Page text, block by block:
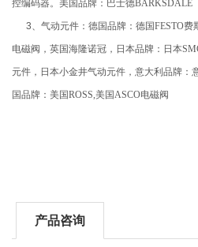
控编码器。美国品牌：巴士德BARKSDALE
3、气动元件：德国品牌：德国FESTO费
电磁阀，英国海隆诺冠，日本品牌：日本
元件，日本小金井气动元件，意大利品牌：
国品牌：美国ROSS,美国ASCO电磁阀
产品咨询